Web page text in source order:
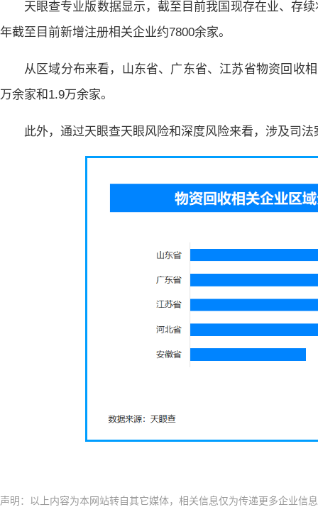
天眼查专业版数据显示，截至目前我国现存在业、存
年截至目前新增注册相关企业约7800余家。
从区域分布来看，山东省、广东省、江苏省物资回收
万余家和1.9万余家。
此外，通过天眼查天眼风险和深度风险来看，涉及司
声明：以上内容为本网站转自其它媒体，相关信息仅为传递更多企业信